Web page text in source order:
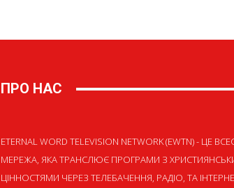
ПРО НАС
ETERNAL WORD TELEVISION NETWORK (EWTN) - ЦЕ
МЕРЕЖА, ЯКА ТРАНСЛЮЄ ПРОГРАМИ З
ЦІННОСТЯМИ ЧЕРЕЗ ТЕЛЕБАЧЕННЯ, РАДІО, ТА